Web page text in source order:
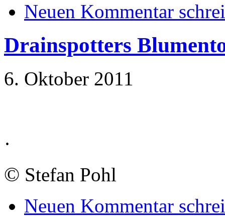
Neuen Kommentar
Drainspotters
6. Oktober 2011
·
© Stefan Pohl
Neuen Kommentar